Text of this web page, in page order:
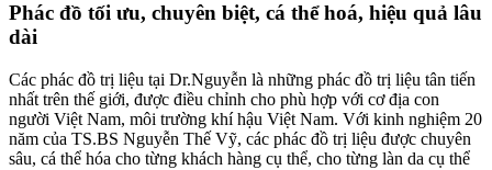
Phác đồ tối ưu, chuyên biệt, cá thể hoá, hiệu quả lâu
dài
Các phác đồ trị liệu tại Dr.Nguyễn là những phác đồ trị liệu tân tiến
nhất trên thế giới, được điều chỉnh cho phù hợp với cơ địa con
người Việt Nam, môi trường khí hậu Việt Nam. Với kinh nghiệm 20
năm của TS.BS Nguyễn Thế Vỹ, các phác đồ trị liệu được chuyên
sâu, cá thể hóa cho từng khách hàng cụ thể, cho từng làn da cụ thể